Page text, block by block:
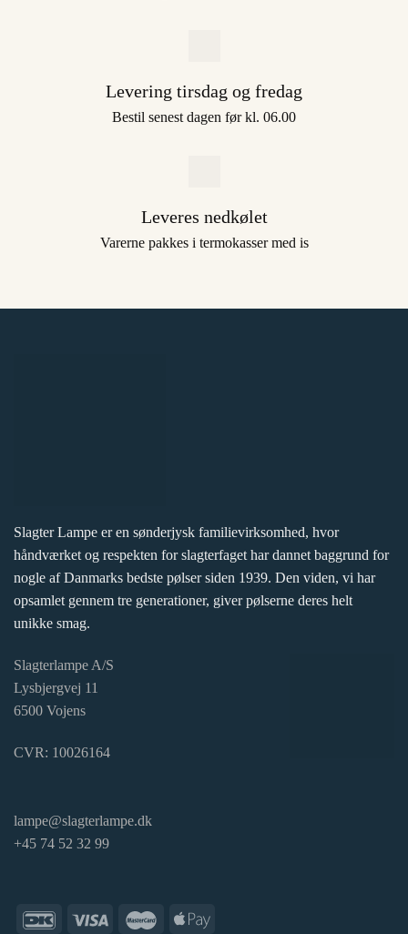
Levering tirsdag og fredag
Bestil senest dagen før kl. 06.00
Leveres nedkølet
Varerne pakkes i termokasser med is
Slagter Lampe er en sønderjysk familievirksomhed, hvor
håndværket og respekten for slagterfaget har dannet baggrund for
nogle af Danmarks bedste pølser siden 1939. Den viden, vi har
opsamlet gennem tre generationer, giver pølserne deres helt
unikke smag.
Slagterlampe A/S
Lysbjergvej 11
6500 Vojens
CVR: 10026164
lampe@slagterlampe.dk
+45 74 52 32 99